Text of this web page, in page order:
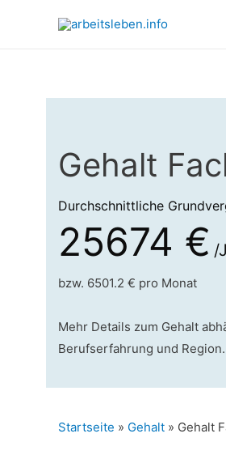
Gehalt
Durchschnittliche
25674 € /
bzw. 6501.2 € pro Monat
Mehr Details zum Gehalt
Berufserfahrung und Region.
Startseite » Gehalt » Gehalt